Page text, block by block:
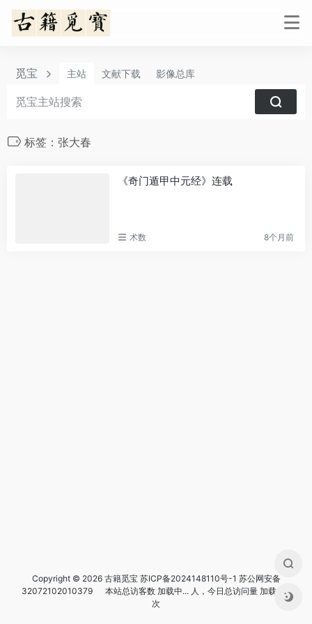
觅宝 主站 文献下载 影像总库
标签：张大春
《奇门遁甲中元经》连载
术数 8个月前
Copyright © 2026 古籍觅宝 苏ICP备2024148110号-1 苏公网安备
32072102010379
本站总访客数 加载中...人，今日总访问量 加载中...
次